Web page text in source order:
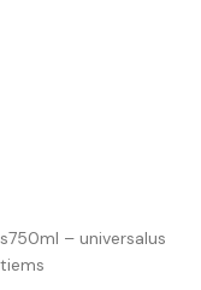
750ml – universalus